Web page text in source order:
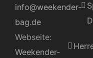
info@weekender-
bag.de
Webseite:
Weekender-